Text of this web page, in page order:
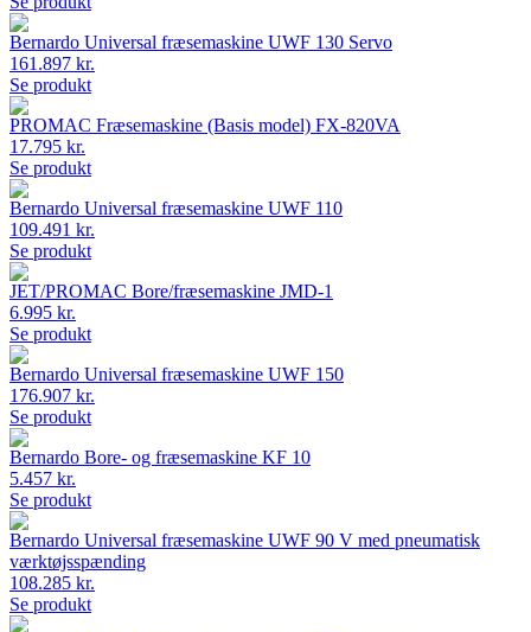
Bernardo Universal fræsemaskine UWF 130 Servo
161.897 kr.
Se produkt
PROMAC Fræsemaskine (Basis model) FX-820VA
17.795 kr.
Se produkt
Bernardo Universal fræsemaskine UWF 110
109.491 kr.
Se produkt
JET/PROMAC Bore/fræsemaskine JMD-1
6.995 kr.
Se produkt
Bernardo Universal fræsemaskine UWF 150
176.907 kr.
Se produkt
Bernardo Bore- og fræsemaskine KF 10
5.457 kr.
Se produkt
Bernardo Universal fræsemaskine UWF 90 V med pneumatisk
værktøjsspænding
108.285 kr.
Se produkt